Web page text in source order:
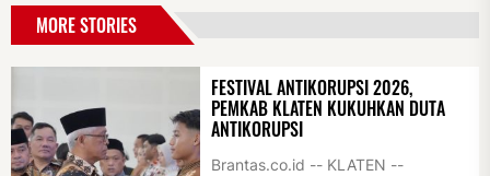
MORE STORIES
FESTIVAL ANTIKORUPSI 2026,
PEMKAB KLATEN KUKUHKAN DUTA
ANTIKORUPSI
Brantas.co.id -- KLATEN --